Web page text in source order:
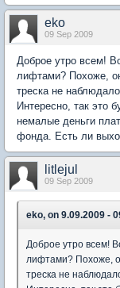
eko
09 Sep 2009
Доброе утро всем!
лифтами? Похоже,
треска не
Интересно, так это
немалые деньги
фонда. Есть ли
litlejul
09 Sep 2009
eko, on 9.09.2009 -
Доброе утро всем!
лифтами? Похоже,
треска не